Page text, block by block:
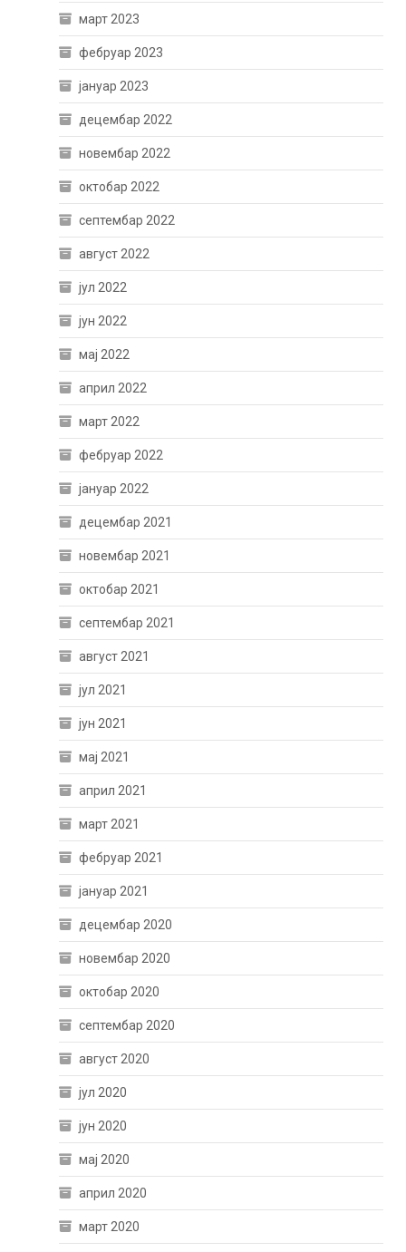
март 2023
фебруар 2023
јануар 2023
децембар 2022
новембар 2022
октобар 2022
септембар 2022
август 2022
јул 2022
јун 2022
мај 2022
април 2022
март 2022
фебруар 2022
јануар 2022
децембар 2021
новембар 2021
октобар 2021
септембар 2021
август 2021
јул 2021
јун 2021
мај 2021
април 2021
март 2021
фебруар 2021
јануар 2021
децембар 2020
новембар 2020
октобар 2020
септембар 2020
август 2020
јул 2020
јун 2020
мај 2020
април 2020
март 2020